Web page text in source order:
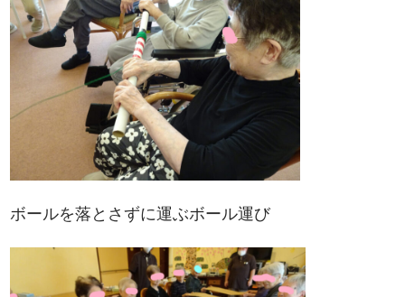
ボールを落とさずに運ぶボール運び